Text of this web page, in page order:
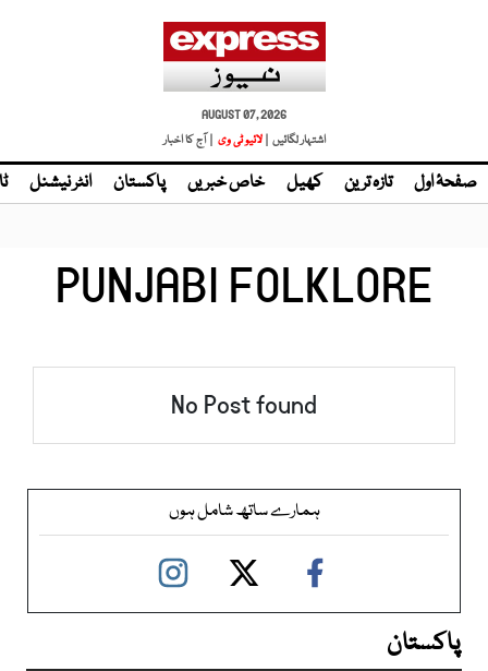
AUGUST 07, 2026
اشتہار لگائیں | لائیو ٹی وی | آج کا اخبار
صفحۂ اول تازہ ترین کھیل خاص خبریں پاکستان انٹر نیشنل
PUNJABI FOLKLORE
No Post found
ہمارے ساتھ شامل ہوں
پاکستان